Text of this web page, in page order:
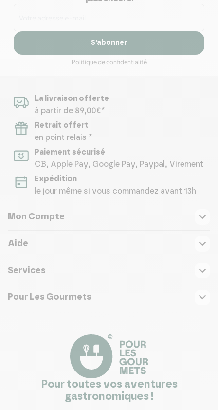
S’abonner
Politique de confidentialité
La livraison offerte
à partir de 89,00€*
Retrait offert
en point relais *
Paiement sécurisé
CB, Apple Pay, Google Pay, Paypal, Virement
Expédition
le jour même si vous commandez avant 13h
Mon Compte
Aide
Services
Pour Les Gourmets
Pour toutes vos aventures
gastronomiques !